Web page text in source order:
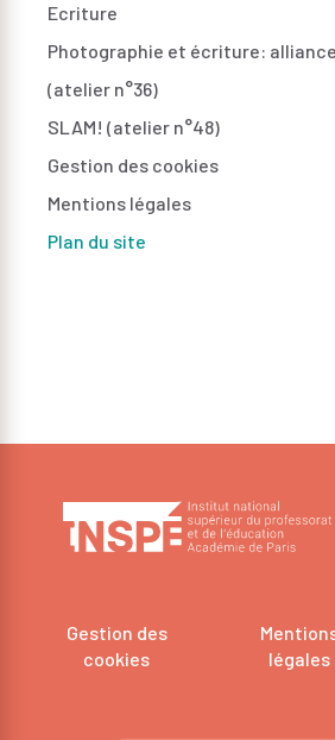
Ecriture
Photographie et écriture:
(atelier n°36)
SLAM! (atelier n°48)
Gestion des cookies
Mentions légales
Plan du site
Gestion des
cookies
légales